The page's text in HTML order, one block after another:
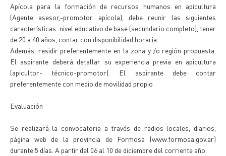
Apícola para la formación de recursos humanos en apicultura
(Agente asesor,-promotor apícola), debe reunir las siguientes
características: nivel educativo de base (secundario completo), tener
de 20 a 40 años, contar con disponibilidad horaria.
Además, residir preferentemente en la zona y /o región propuesta.
El aspirante deberá detallar su experiencia previa en apicultura
(apicultor- técnico-promotor). El aspirante debe contar
preferentemente con medio de movilidad propio
Evaluación
Se realizará la convocatoria a través de radios locales, diarios,
página web de la provincia de Formosa (www.formosa.gov.ar)
durante 5 días. A partir del 06 al 10 de diciembre del corriente año.